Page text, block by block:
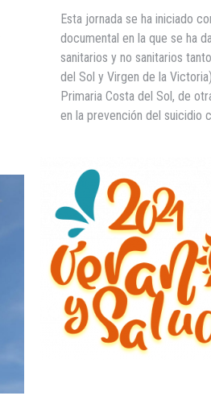
Esta jornada se ha iniciado
documental en la que se ha
sanitarios y no sanitarios
del Sol y Virgen de la
Primaria Costa del Sol, de
en la prevención del suicidio